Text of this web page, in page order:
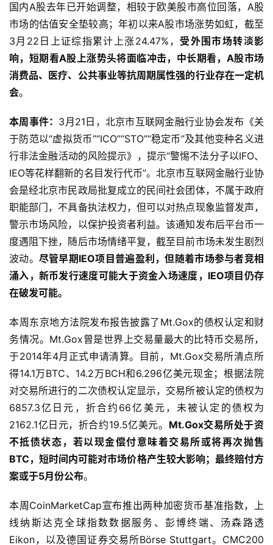
本市场转冷和避险情绪加重或将影响增量资金入场。
国内A股去年已开始调整，相较于欧美股市高位回落，A股
市场的估值安全垫较高；年初以来A股市场涨势如虹，截至
3月22日上证综指累计上涨24.47%，受外围市场转淡影
响，短期看A股上涨势头将面临冲击，中长期看，A股市场
会。
本周事件：3月21日，北京市互联网金融行业协会发布《关
于防范以“虚拟货币”“ICO”“STO”“稳定币”及其他变种名义进
行非法金融活动的风险提示》，提示“警惕不法分子以IFO、
IEO等花样翻新的名目发行代币”。北京市互联网金融行业协
会是经北京市民政局批复成立的民间社会团体，不属于政府
职能部门，不具备执法权力，但可以对热点现象监督发声，
警示市场风险，以保护投资者利益。该通知发布后平台币一
度遇阻下挫，随后市场情绪平复，截至目前市场未发生剧烈
波动。尽管早期IEO项目普遍盈利，但随着市场参与者竞相
在破发可能。
本周东京地方法院发布报告披露了Mt.Gox的债权认定和财
务情况。Mt.Gox曾是世界上交易量最大的比特币交易所，
于2014年4月正式申请清算。目前，Mt.Gox交易所清点所
得14.1万BTC、14.2万BCH和6.296亿美元现金；根据法院
对交易所进行的二次债权认定显示，交易所被认定的债权为
6857.3亿日元，折合约66亿美元，未被认定的债权为
2162.1亿日元，折合约19.5亿美元。Mt.Gox交易所处于资
不抵债状态，若以现金偿付意味着交易所或将再次抛售
案或于5月份公布。
本周CoinMarketCap宣布推出两种加密货币基准指数，上